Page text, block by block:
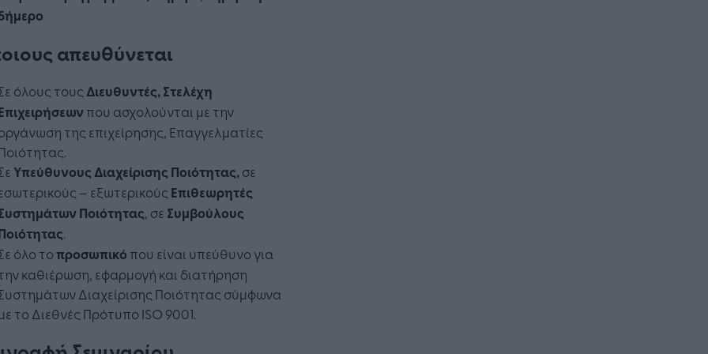
απευθύνεται
όλους τους Διευθυντές, Στελέχη
ν που ασχολούνται µε την
της επιχείρησης, Επαγγελματίες
Υπεύθυνους Διαχείρισης Ποιότητας,σε
– εξωτερικούς Επιθεωρητές
Ποιότητας, σε Συμβούλους
.
όλο τοπροσωπικό που είναι υπεύθυνο για
καθιέρωση, εφαρμογή και διατήρηση
Διαχείρισης Ποιότητας σύμφωνα
το Διεθνές Πρότυπο ISO 9001.